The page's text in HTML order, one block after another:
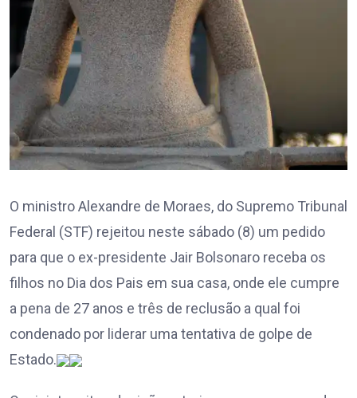
O ministro Alexandre de Moraes, do Supremo Tribunal
Federal (STF) rejeitou neste sábado (8) um pedido
para que o ex-presidente Jair Bolsonaro receba os
filhos no Dia dos Pais em sua casa, onde ele cumpre
a pena de 27 anos e três de reclusão a qual foi
condenado por liderar uma tentativa de golpe de
Estado.